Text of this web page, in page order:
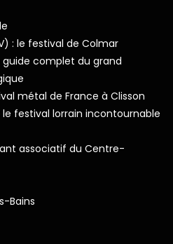
: le festival de Colmar
guide complet du grand
métal de France à Clisson
le festival lorrain incontournable
associatif du Centre-
Bains